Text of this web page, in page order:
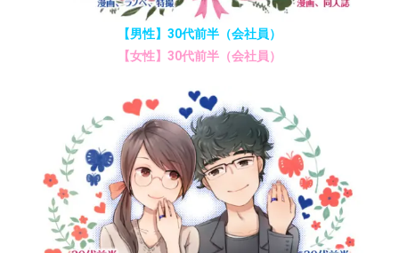
【男性】30代前半（会社員）
【女性】30代前半（会社員）